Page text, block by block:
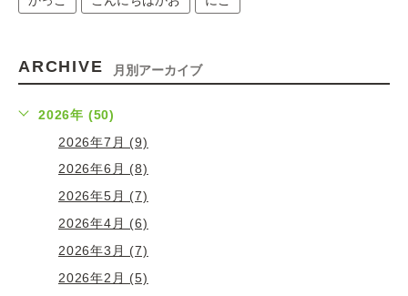
ARCHIVE 月別アーカイブ
2026年 (50)
2026年7月 (9)
2026年6月 (8)
2026年5月 (7)
2026年4月 (6)
2026年3月 (7)
2026年2月 (5)